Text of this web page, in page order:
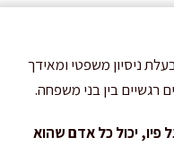
ניסיון משפטי ומאידך
רגשיים בין בני משפחה.
יכול כל אדם שהוא